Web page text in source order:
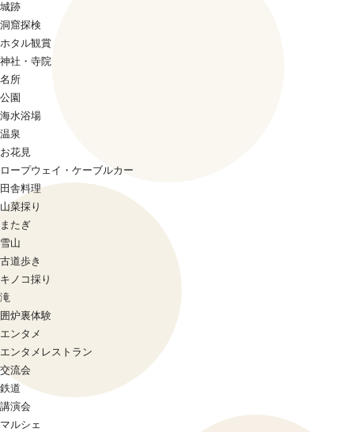
城跡
洞窟探検
ホタル観賞
神社・寺院
名所
公園
海水浴場
温泉
お花見
ロープウェイ・ケーブルカー
田舎料理
山菜採り
またぎ
雪山
古道歩き
キノコ採り
滝
囲炉裏体験
エンタメ
エンタメレストラン
交流会
鉄道
講演会
マルシェ